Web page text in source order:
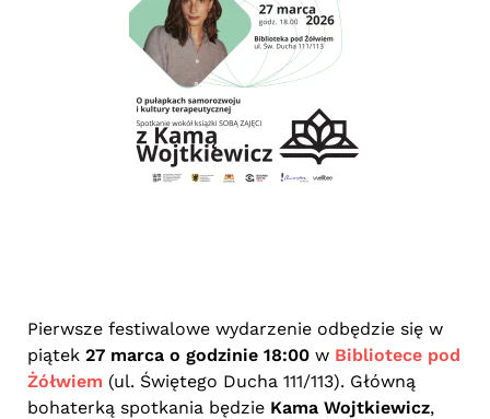
Pierwsze festiwalowe wydarzenie odbędzie się w
piątek 27 marca o godzinie 18:00 w Bibliotece pod
Żółwiem (ul. Świętego Ducha 111/113). Główną
bohaterką spotkania będzie Kama Wojtkiewicz,